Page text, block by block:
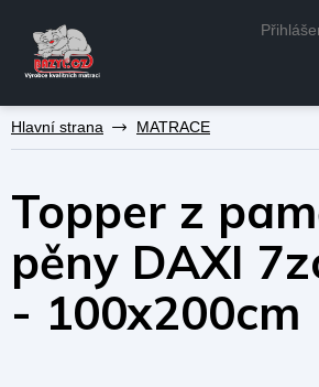
na
MATRACE
Topper z
pěny DAXI
- 100x200cm